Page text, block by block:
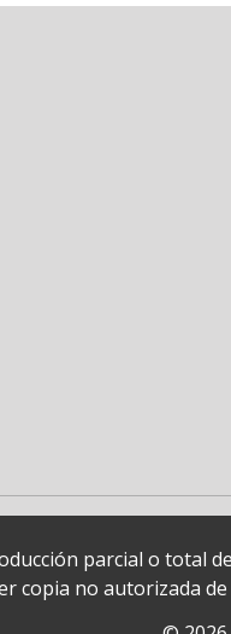
parcial o total
copia no autorizada